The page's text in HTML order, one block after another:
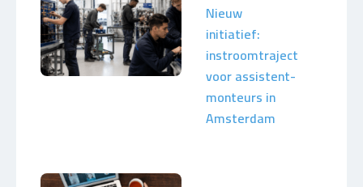
Nieuw
initiatief:
instroomtraject
voor assistent-
monteurs in
Amsterdam